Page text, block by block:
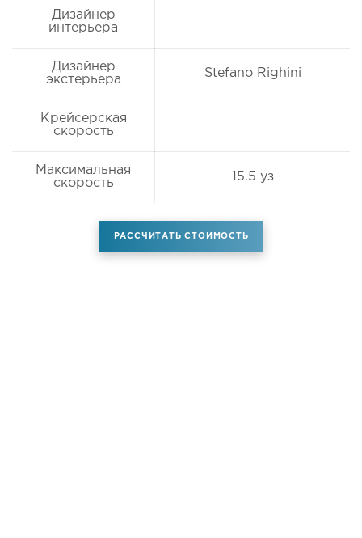
Дизайнер
интерьера
Дизайнер
экстерьера
Stefano Righini
Крейсерская
скорость
Максимальная
скорость
15.5 уз
РАССЧИТАТЬ СТОИМОСТЬ